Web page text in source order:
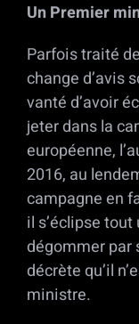
Un Premier
Parfois traité
change d’avis
vanté d’avoir
jeter dans la
européenne,
2016, au
campagne en
il s’éclipse
dégommer par
décrète qu’il
ministre.